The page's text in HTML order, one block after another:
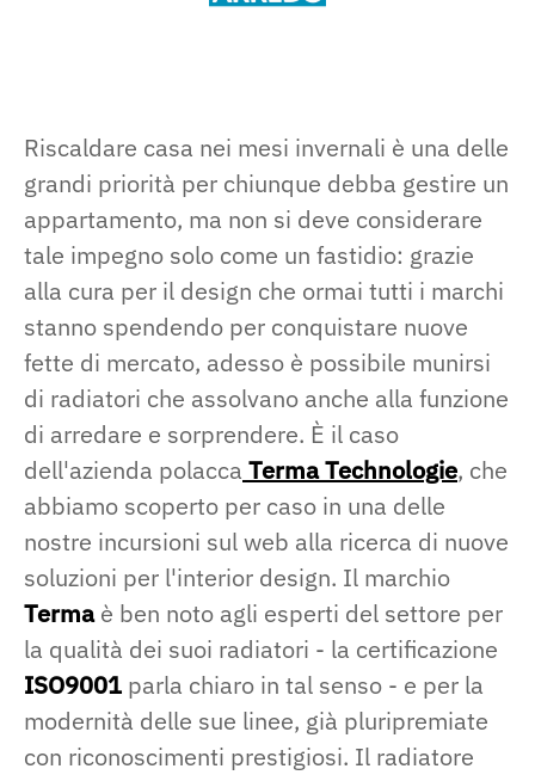
Riscaldare casa nei mesi invernali è una delle
grandi priorità per chiunque debba gestire un
appartamento, ma non si deve considerare
tale impegno solo come un fastidio: grazie
alla cura per il design che ormai tutti i marchi
stanno spendendo per conquistare nuove
fette di mercato, adesso è possibile munirsi
di radiatori che assolvano anche alla funzione
di arredare e sorprendere. È il caso
dell'azienda polacca Terma Technologie, che
abbiamo scoperto per caso in una delle
nostre incursioni sul web alla ricerca di nuove
soluzioni per l'interior design. Il marchio
Termaè ben noto agli esperti del settore per
la qualità dei suoi radiatori - la certificazione
ISO9001 parla chiaro in tal senso - e per la
modernità delle sue linee, già pluripremiate
con riconoscimenti prestigiosi. Il radiatore